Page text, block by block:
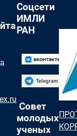
Соцсети
ИМЛИ
РАН
Совет
молодых
ученых